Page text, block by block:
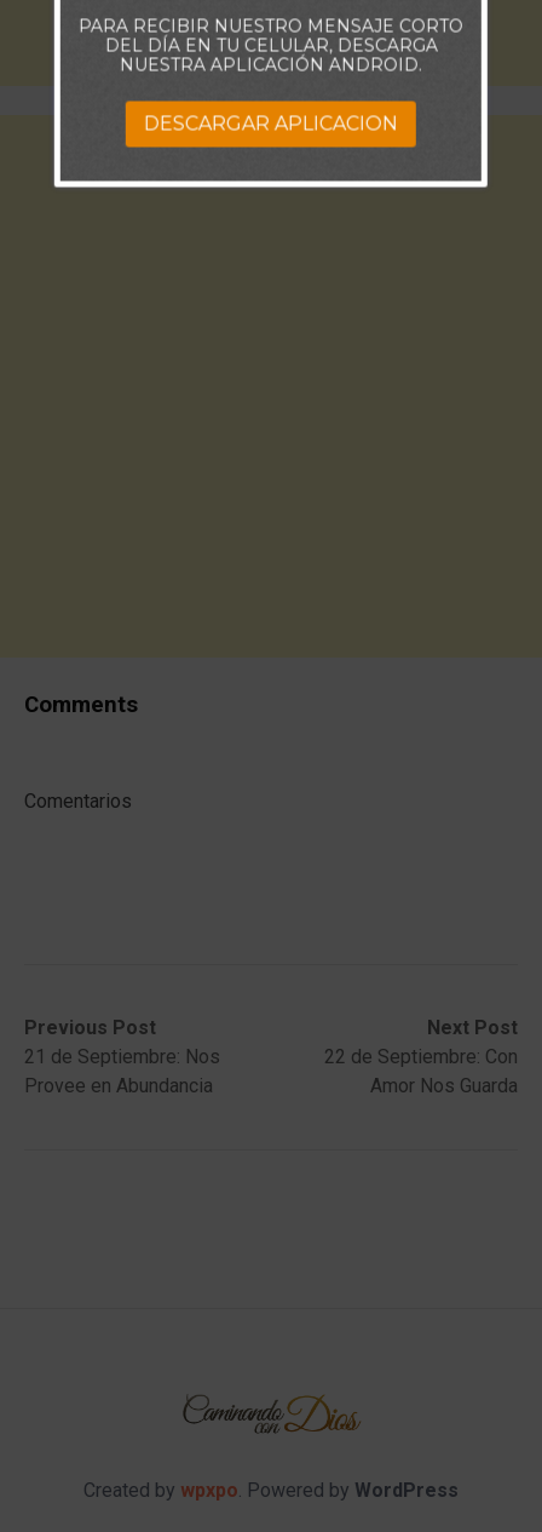
Comments
Comentarios
Post
navigation
Previous Post
Previous
post:21 de Septiembre: Nos
Provee en Abundancia
Next Post
Next
post:
22 de Septiembre: Con
Amor Nos Guarda
Created by wpxpo. Powered by WordPress
PARA RECIBIR NUESTRO MENSAJE CORTO
DEL DÍA EN TU CELULAR, DESCARGA
NUESTRA APLICACIÓN ANDROID.
DESCARGAR APLICACION